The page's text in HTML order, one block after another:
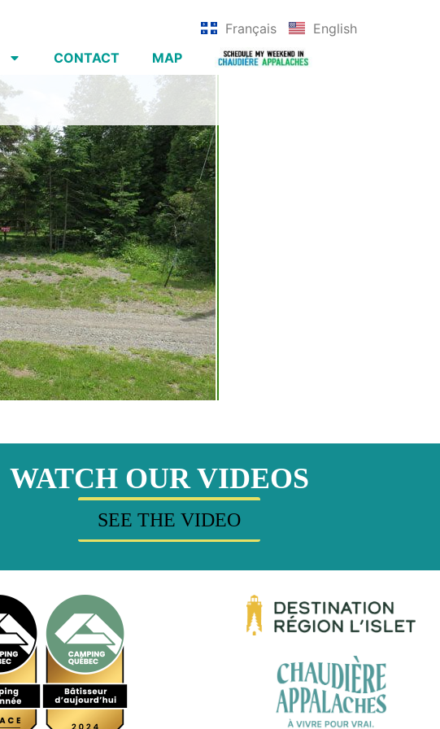
Français
English
CONTACT MAP
WATCH OUR VIDEOS
SEE THE VIDEO